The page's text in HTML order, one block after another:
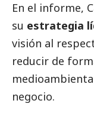
En el informe,
su estrategia
visión al
reducir de
negocio.